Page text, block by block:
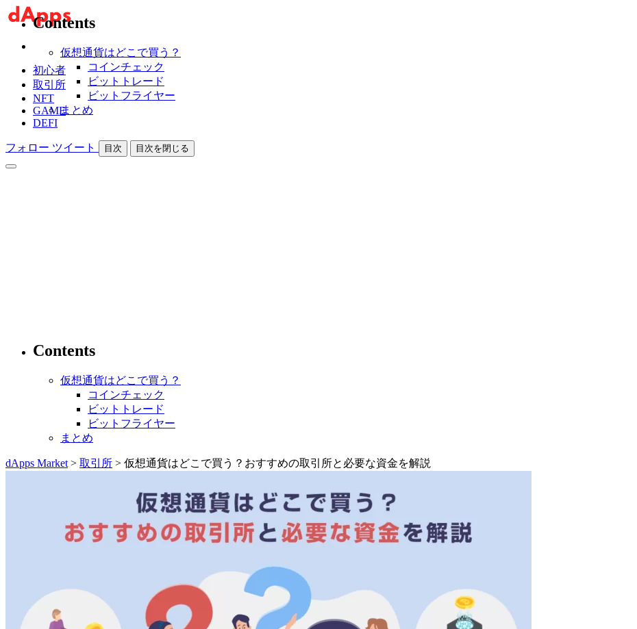
初心者
取引所
NFT
GAME
DEFI
フォロー ツイート 目次 目次を閉じる
Contents
仮想通貨はどこで買う？
コインチェック
ビットトレード
ビットフライヤー
まとめ
Contents
仮想通貨はどこで買う？
コインチェック
ビットトレード
ビットフライヤー
まとめ
dApps Market > 取引所 > 仮想通貨はどこで買う？おすすめの取引所と必要な資金を解説